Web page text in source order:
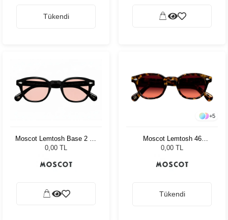
Tükendi
Moscot Lemtosh Base 2 49
Black Ny Rose
0,00 TL
+5
Moscot Lemtosh 46
Tortoise Cabernet
0,00 TL
Tükendi